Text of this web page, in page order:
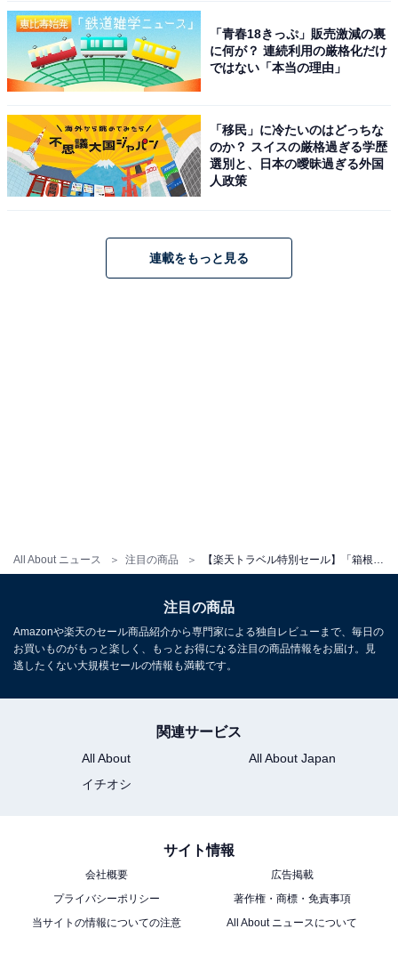
All About ニュース 注目の商品
があります。
この記事の執筆者： All About ニュース お買
いもの部
Amazonのセール商品から売れ筋ランキングまで、毎日のお買いも
のがもっと楽しく、もっとお得になる情報をお届け。編集部員によ
る独自レビューなど、ここでしか手に入らない情報も満載です。
...続きを読む
こちらもおすすめ
「青春18きっぷ」販売激減の裏
に何が？ 連続利用の厳格化だけ
ではない「本当の理由」
「移民」に冷たいのはどっちな
のか？ スイスの厳格過ぎる学歴
選別と、日本の曖昧過ぎる外国
人政策
連載をもっと見る
注目の商品
Amazonや楽天のセール商品紹介から専門家による独自レビューまで、毎日の
お買いものがもっと楽しく、もっとお得になる注目の商品情報をお届け。見
逃したくない大規模セールの情報も満載です。
関連サービス
All About
All About Japan
イチオシ
サイト情報
会社概要
広告掲載
プライバシーポリシー
著作権・商標・免責事項
当サイトの情報についての注意
All About ニュースについて